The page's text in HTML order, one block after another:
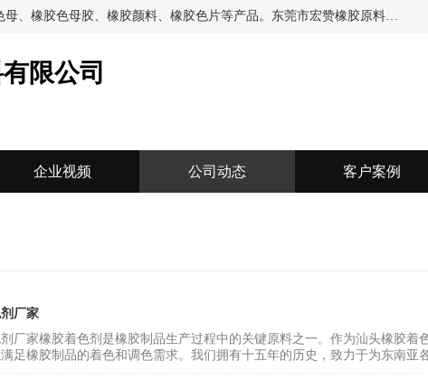
东莞市宏赞橡胶原料有限公司批量供应：橡胶色胶、橡胶色母、橡胶色母胶、橡胶颜料、橡胶色片等产品。东莞市宏赞橡胶原料有限公司经营已经十五年的历史，目前的客户群广达东南亚各国，也是目前橡胶制造密集度高的中国大陆橡胶制品工厂使用多，市场占有率高的色胶专业生产工厂。
限公司
企业视频 公司动态 客户案例
厂家
厂家橡胶着色剂是橡胶制品生产过程中的关键原料之一。作为汕头橡胶
足橡胶制品的着色和调色需求。我们拥有十五年的历史，致力于为东南亚